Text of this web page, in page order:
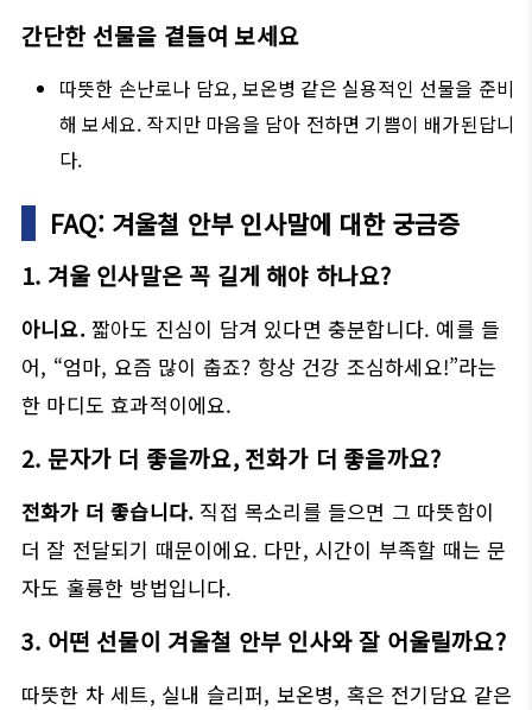
간단한 선물을 곁들여 보세요
따뜻한 손난로나 담요, 보온병 같은 실용적인 선물을 준비
해 보세요. 작지만 마음을 담아 전하면 기쁨이 배가된답니
다.
FAQ: 겨울철 안부 인사말에 대한 궁금증
1. 겨울 인사말은 꼭 길게 해야 하나요?
아니요.짧아도 진심이 담겨 있다면 충분합니다. 예를 들
어, “엄마, 요즘 많이 춥죠? 항상 건강 조심하세요!”라는
한 마디도 효과적이에요.
2. 문자가 더 좋을까요, 전화가 더 좋을까요?
전화가 더 좋습니다. 직접 목소리를 들으면 그 따뜻함이
더 잘 전달되기 때문이에요. 다만, 시간이 부족할 때는 문
자도 훌륭한 방법입니다.
3. 어떤 선물이 겨울철 안부 인사와 잘 어울릴까요?
따뜻한 차 세트, 실내 슬리퍼, 보온병, 혹은 전기담요 같은